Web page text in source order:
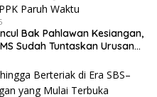
Bak Pahlawan Kesiangan,
Sudah Tuntaskan Urusan